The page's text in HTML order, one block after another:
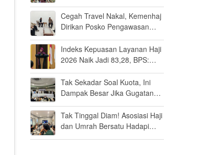
Saudi
Cegah Travel Nakal, Kemenhaj
Dirikan Posko Pengawasan
Indeks Kepuasan Layanan Haji
2026 Naik Jadi 83,28, BPS:
Tak Sekadar Soal Kuota, Ini
Dampak Besar Jika Gugatan
Tak Tinggal Diam! Asosiasi Haji
dan Umrah Bersatu Hadapi